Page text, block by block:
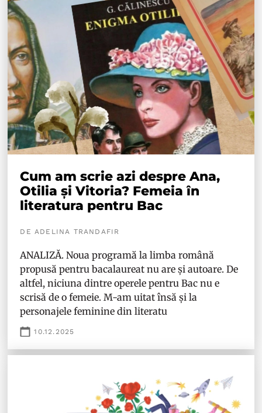
Cum am scrie azi despre Ana,
Otilia și Vitoria? Femeia în
literatura pentru Bac
DE ADELINA TRANDAFIR
ANALIZĂ. Noua programă la limba română
propusă pentru bacalaureat nu are și autoare. De
altfel, niciuna dintre operele pentru Bac nu e
scrisă de o femeie. M-am uitat însă și la
personajele feminine din literatu
10.12.2025